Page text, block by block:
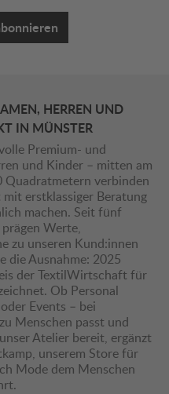
HERREN UND
IN MÜNSTER
Premium- und
und Kinder – mitten am
verbinden
erstklassiger Beratung
machen. Seit fünf
Werte,
zu unseren Kund:innen
die Ausnahme: 2025
der TextilWirtschaft für
Ob Personal
Events – bei
Menschen passt und
Atelier bereit, ergänzt
unserem Store für
Mode dem Menschen